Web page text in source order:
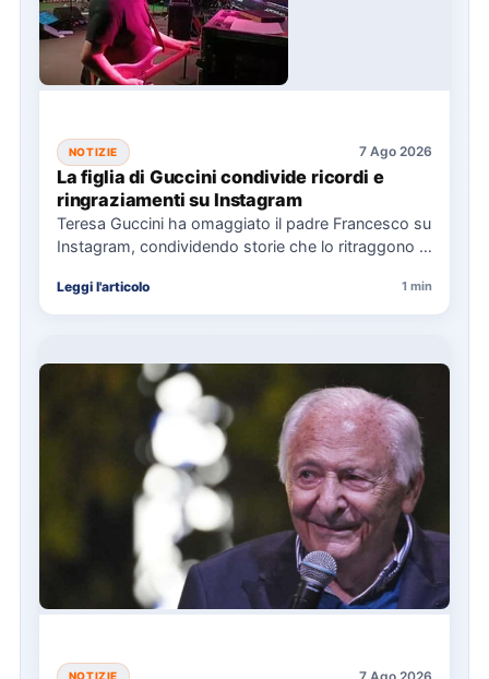
NOTIZIE 7 Ago 2026
La figlia di Guccini condivide ricordi e
ringraziamenti su Instagram
Teresa Guccini ha omaggiato il padre Francesco su
Instagram, condividendo storie che lo ritraggono in
Leggi l'articolo 1 min
NOTIZIE